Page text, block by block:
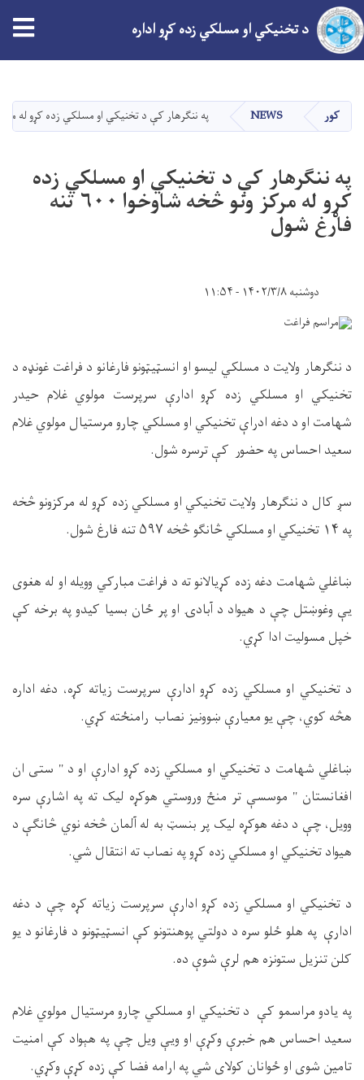
دانګل
د تخنیکي او مسلکي زده کړو اداره
کور NEWS په ننګرهار کې د تخنیکي او مسلکي زده کړو له مرکز ونو څخه
په ننګرهار کې د تخنیکي او مسلکي زده
کړو له مرکز ونو څخه شاوخوا ۶۰۰ تنه
فارغ شول
دوشنبه ۱۴۰۲/۳/۸ - ۱۱:۵۴
د ننګرهار ولایت د مسلکي لیسو او انسټیټونو فارغانو د فراغت غونډه د
تخنيکي او مسلکي زده کړو ادارې سرپرست مولوي غلام حيدر
شهامت او د دغه ادراې تخنيکي او مسلکي چارو مرستيال مولوي غلام
سعيد احساس په حضور کې ترسره شول.
سږ کال د ننګرهار ولایت تخنیکي او مسلکي زده کړو له مرکزونو څخه
په ۱۴ تخنیکي او مسلکي څانګو څخه ۵۹۷تنه فارغ شول.
ښاغلي شهامت دغه زده کړیالانو ته د فراغت مبارکي وویله او له هغوی
یې وغوښتل چې د هیواد د آبادۍ او پر ځان بسیا کیدو په برخه کې
خپل مسولیت ادا کړي.
د تخنيکي او مسلکي زده کړو ادارې سرپرست زياته کړه، دغه اداره
هڅه کوي، چې يو معيارې ښوونیز نصاب رامنځته کړي.
ښاغلي شهامت د تخنیکي او مسلکي زده کړو ادارې او د " ستی ان
افغانستان " موسسې تر منځ وروستي هوکړه لیک ته په اشارې سره
وویل، چې د دغه هوکړه لیک پر بنسټ به له آلمان څخه نوي څانګې د
هیواد تخنیکي او مسلکي زده کړو په نصاب ته انتقال شي.
د تخنيکي او مسلکي زده کړو ادارې سرپرست زياته کړه چې د دغه
ادارې په هلو ځلو سره د دولتي پوهنتونو کې انسټیټونو د فارغانو د يو
کلن تنزیل ستونزه هم لرې شوې ده.
په یادو مراسمو کې د تخنيکي او مسلکي چارو مرستيال مولوي غلام
سعيد احساس هم خبرې وکړې او ويې ويل چې په هېواد کې امنيت
تامين شوى او ځوانان کولاى شي په ارامه فضا کې زده کړې وکړي.